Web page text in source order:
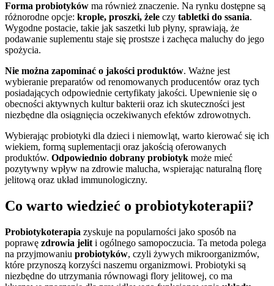
Forma probiotyków ma również znaczenie. Na rynku dostępne są
różnorodne opcje: krople, proszki, żele czy tabletki do ssania.
Wygodne postacie, takie jak saszetki lub płyny, sprawiają, że
podawanie suplementu staje się prostsze i zachęca maluchy do jego
spożycia.
Nie można zapominać o jakości produktów. Ważne jest
wybieranie preparatów od renomowanych producentów oraz tych
posiadających odpowiednie certyfikaty jakości. Upewnienie się o
obecności aktywnych kultur bakterii oraz ich skuteczności jest
niezbędne dla osiągnięcia oczekiwanych efektów zdrowotnych.
Wybierając probiotyki dla dzieci i niemowląt, warto kierować się ich
wiekiem, formą suplementacji oraz jakością oferowanych
produktów. Odpowiednio dobrany probiotyk może mieć
pozytywny wpływ na zdrowie malucha, wspierając naturalną florę
jelitową oraz układ immunologiczny.
Co warto wiedzieć o probiotykoterapii?
Probiotykoterapia zyskuje na popularności jako sposób na
poprawę zdrowia jelit i ogólnego samopoczucia. Ta metoda polega
na przyjmowaniu probiotyków, czyli żywych mikroorganizmów,
które przynoszą korzyści naszemu organizmowi. Probiotyki są
niezbędne do utrzymania równowagi flory jelitowej, co ma